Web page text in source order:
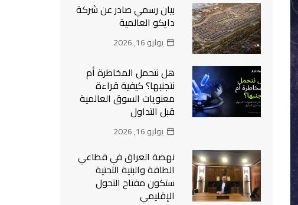
بيان رسمي صادر عن شركة
دايكو العالمية
يوليو 16, 2026
هل نتحمل المخاطرة أم
نتجنبها؟ كيفية قراءة
معنويات السوق العالمية
قبل التداول
يوليو 16, 2026
نهضة العراق في قطاعي
الطاقة والبنية التحتية
ستكون مفتاح التحول
الإقليمي